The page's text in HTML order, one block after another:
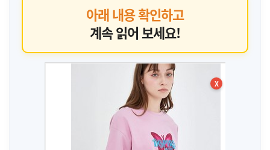
아래 내용 확인하고
계속 읽어 보세요!
X